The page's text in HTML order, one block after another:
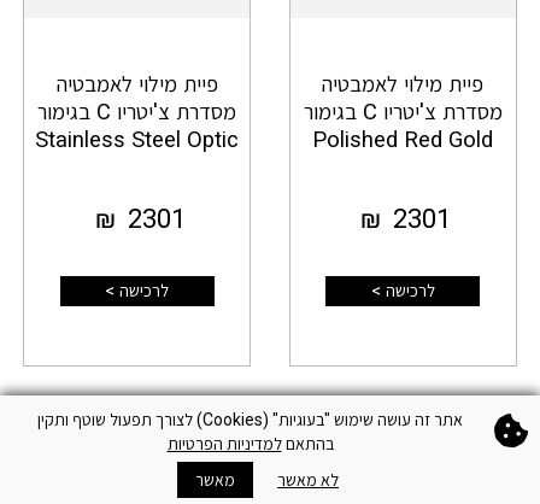
פיית מילוי לאמבטיה
מסדרת צ'יטריו C בגימור
Polished Red Gold
2301
₪
לרכישה >
פיית מילוי לאמבטיה
מסדרת צ'יטריו C בגימור
Stainless Steel Optic
2301
₪
לרכישה >
חנויות
אתר זה עושה שימוש "בעוגיות" (Cookies) לצורך תפעול שוטף ותקין
בהתאםלמדיניות הפרטיות
לא מאשר
מאשר